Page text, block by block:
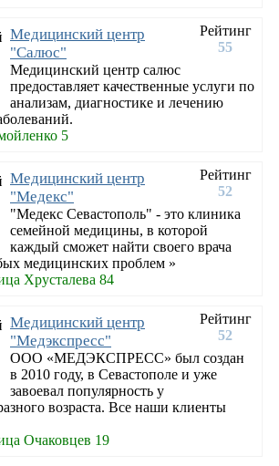
Рейтинг
55
Медицинский центр
"Салюс"
Медицинский центр салюс
предоставляет качественные услуги по
анализам, диагностике и лечению
5
Рейтинг
52
Медицинский центр
"Медекс"
"Медекс Севастополь" - это клиника
семейной медицины, в которой
каждый сможет найти своего врача
медицинских проблем »
Хрусталева 84
Рейтинг
52
Медицинский центр
"Медэкспресс"
ООО «МЕДЭКСПРЕСС» был создан
в 2010 году, в Севастополе и уже
завоевал популярность у
возраста. Все наши клиенты
Очаковцев 19